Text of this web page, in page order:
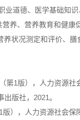
业道德、医学基础知
养、营养教育和健康
状况测定和评价、
第1版），人力资源社
版社，2021。
），人力资源社会保